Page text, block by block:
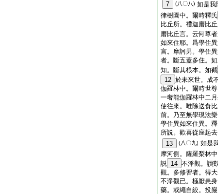
7
(八〇八) 如是我
律樹園中。爾時釋氏
比丘所。禮迦磨比
磨比丘言。云何尊
如來住耶。爲學住
言。摩訶男。學住
者。斷五蓋多住。
知。斷其根本。如截
12 於未來世。成
伽羅林中。爾時世
一奢能伽羅林中二
使往來。唯除送食
前。乃至無學現法
學住異如來住異。
所説。歡喜從座起去
13
(八〇九) 如是
摩河側。薩羅梨林
説 14 不淨觀。讃
觀。多修習者。得
不淨觀已。極厭患
藥。或繩自絞。投